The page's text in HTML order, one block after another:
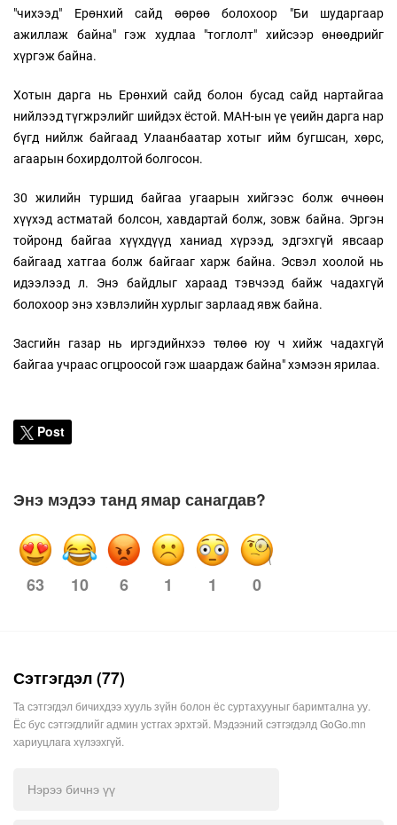
"чихээд" Ерөнхий сайд өөрөө болохоор "Би шударгаар
ажиллаж байна" гэж худлаа "тоглолт" хийсээр өнөөдрийг
хүргэж байна.
Хотын дарга нь Ерөнхий сайд болон бусад сайд нартайгаа
нийлээд түгжрэлийг шийдэх ёстой. МАН-ын үе үеийн дарга нар
бүгд нийлж байгаад Улаанбаатар хотыг ийм бугшсан, хөрс,
агаарын бохирдолтой болгосон.
30 жилийн туршид байгаа угаарын хийгээс болж өчнөөн
хүүхэд астматай болсон, хавдартай болж, зовж байна. Эргэн
тойронд байгаа хүүхдүүд ханиад хүрээд, эдгэхгүй явсаар
байгаад хатгаа болж байгааг харж байна. Эсвэл хоолой нь
идээлээд л. Энэ байдлыг хараад тэвчээд байж чадахгүй
болохоор энэ хэвлэлийн хурлыг зарлаад явж байна.
Засгийн газар нь иргэдийнхээ төлөө юу ч хийж чадахгүй
байгаа учраас огцроосой гэж шаардаж байна" хэмээн ярилаа.
Post
Энэ мэдээ танд ямар санагдав?
63 10 6 1 1 0
Сэтгэгдэл (77)
Та сэтгэгдэл бичихдээ хууль зүйн болон ёс суртахууныг баримтална уу.
Ёс бус сэтгэгдлийг админ устгах эрхтэй. Мэдээний сэтгэгдэлд GoGo.mn
хариуцлага хүлээхгүй.